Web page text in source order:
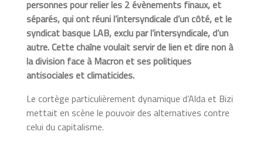
personnes pour relier les 2 évènements finaux, et
séparés, qui ont réuni l’intersyndicale d’un côté, et le
syndicat basque LAB, exclu par l’intersyndicale, d’un
autre. Cette chaîne voulait servir de lien et dire non à
la division face à Macron et ses politiques
antisociales et climaticides.
Le cortège particulièrement dynamique d’Alda et Bizi
mettait en scène le pouvoir des alternatives contre
celui du capitalisme.